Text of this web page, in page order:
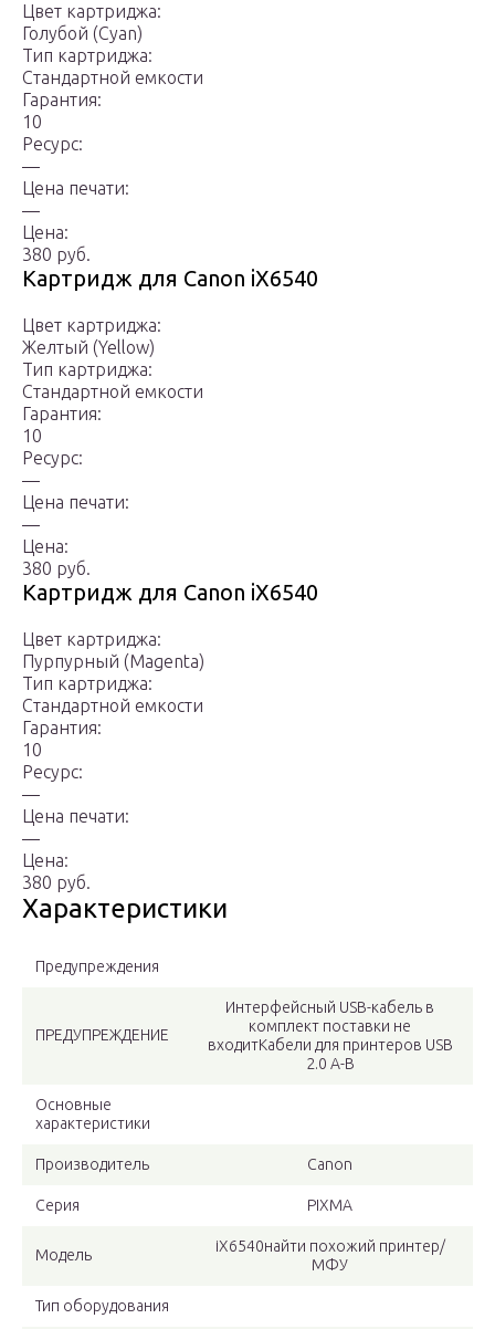
Цвет картриджа:
Голубой (Cyan)
Тип картриджа:
Стандартной емкости
Гарантия:
10
Ресурс:
—
Цена печати:
—
Цена:
380 руб.
Картридж для Canon iX6540
Цвет картриджа:
Желтый (Yellow)
Тип картриджа:
Стандартной емкости
Гарантия:
10
Ресурс:
—
Цена печати:
—
Цена:
380 руб.
Картридж для Canon iX6540
Цвет картриджа:
Пурпурный (Magenta)
Тип картриджа:
Стандартной емкости
Гарантия:
10
Ресурс:
—
Цена печати:
—
Цена:
380 руб.
Характеристики
Предупреждения
ПРЕДУПРЕЖДЕНИЕ
Интерфейсный USB-кабель в
комплект поставки не
входитКабели для принтеров USB
2.0 A-B
Основные
характеристики
Производитель Canon
Серия PIXMA
Модель
iX6540найти похожий принтер/
МФУ
Тип оборудования